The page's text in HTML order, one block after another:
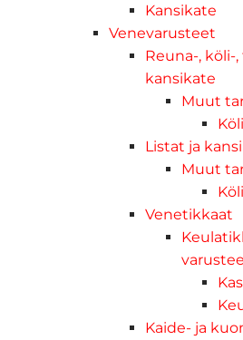
Kansikate
Venevarusteet
Reuna-, köli-
kansikate
Muut
Listat ja
Muut
Venetikkaat
Kaide- ja